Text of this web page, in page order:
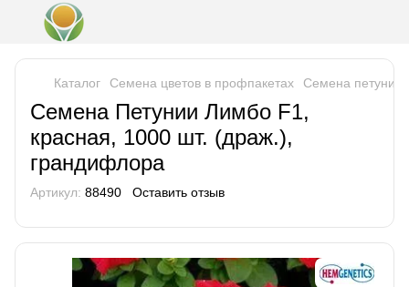
Каталог Семена цветов в профпакетах Семена
Семена Петунии Лимбо F1,
красная, 1000 шт. (драж.),
грандифлора
Артикул: 88490 Оставить отзыв